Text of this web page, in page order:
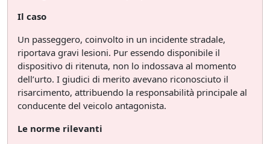
Il caso
Un passeggero, coinvolto in un incidente stradale,
riportava gravi lesioni. Pur essendo disponibile il
dispositivo di ritenuta, non lo indossava al momento
dell’urto. I giudici di merito avevano riconosciuto il
risarcimento, attribuendo la responsabilità principale al
conducente del veicolo antagonista.
Le norme rilevanti